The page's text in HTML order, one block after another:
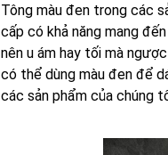
Tông màu đen trong các
cấp có khả năng mang
nên u ám hay tối mà
có thể dùng màu đen để
các sản phẩm của chúng